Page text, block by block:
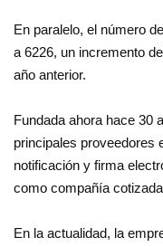
En paralelo, el número
a 6226, un incremento
año anterior.
Fundada ahora hace 30
principales proveedores
notificación y firma
como compañía
En la actualidad, la